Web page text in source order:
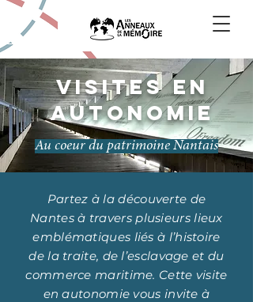
VISITES EN
AUTONOMIE
Au coeur du patrimoine Nantais
Partez à la découverte de
Nantes à travers plusieurs lieux
emblématiques liés à l’histoire
de la traite, de l’esclavage et du
commerce maritime. Cette visite
en autonomie vous invite à